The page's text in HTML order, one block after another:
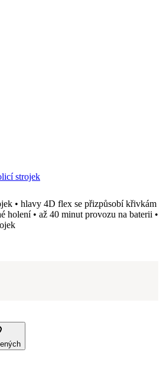
strojek
• hlavy 4D flex se přizpůsobí křivkám
holení • až 40 minut provozu na baterii •